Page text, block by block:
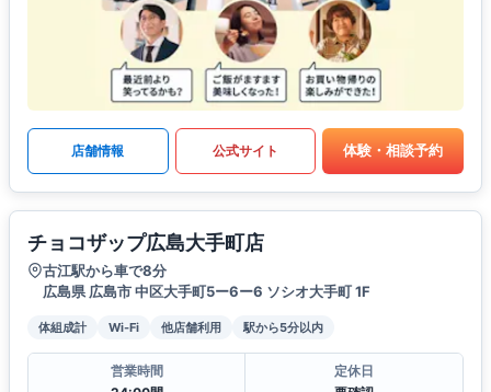
店舗情報 公式サイト 体験・相談予約
チョコザップ広島大手町店
古江駅から車で8分
広島県 広島市 中区大手町5ー6ー6 ソシオ大手町 1F
体組成計 Wi-Fi 他店舗利用 駅から5分以内
営業時間
定休日